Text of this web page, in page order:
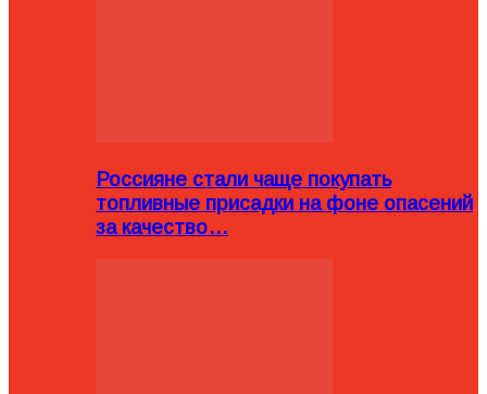
Россияне стали чаще покупать
топливные присадки на фоне опасений
за качество…